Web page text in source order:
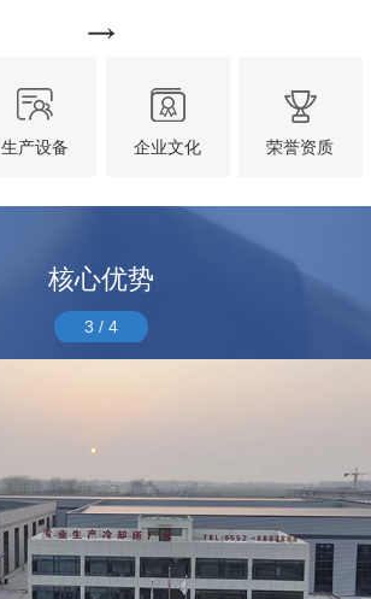
生产设备 企业文化 荣誉资质
核心优势
3 / 4